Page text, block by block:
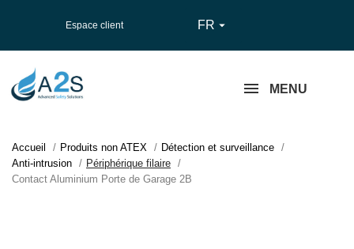
Espace client FR 
MENU
Accueil Produits non ATEX
Détection et surveillance
Anti-intrusion
Périphérique filaire
Contact Aluminium Porte de Garage 2B